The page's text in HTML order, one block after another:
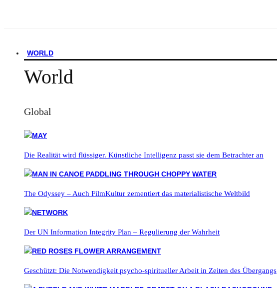
WORLD
World
Global
Die Realität wird flüssiger. Künstliche Intelligenz passt sie dem Betrachter an
The Odyssey – Auch FilmKultur zementiert das materialistische Weltbild
Der UN Information Integrity Plan – Regulierung der Wahrheit
Geschützt: Die Notwendigkeit psycho-spiritueller Arbeit in Zeiten des Übergangs